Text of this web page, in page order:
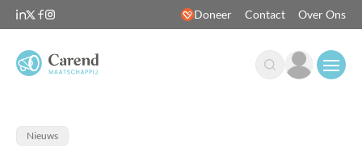
Doneer Contact Over Ons
Nieuws